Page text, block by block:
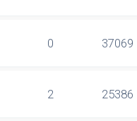
0 37069
2 25386